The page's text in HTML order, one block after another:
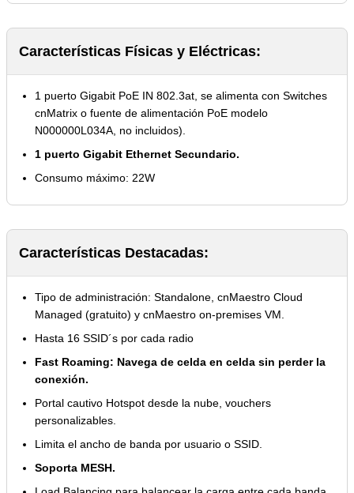
Características Físicas y Eléctricas:
1 puerto Gigabit PoE IN 802.3at, se alimenta con Switches
cnMatrix o fuente de alimentación PoE modelo
N000000L034A, no incluidos).
1 puerto Gigabit Ethernet Secundario.
Consumo máximo: 22W
Características Destacadas:
Tipo de administración: Standalone, cnMaestro Cloud
Managed (gratuito) y cnMaestro on-premises VM.
Hasta 16 SSID´s por cada radio
Fast Roaming: Navega de celda en celda sin perder la
conexión.
Portal cautivo Hotspot desde la nube, vouchers
personalizables.
Limita el ancho de banda por usuario o SSID.
Soporta MESH.